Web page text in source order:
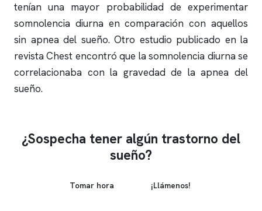
tenían una mayor probabilidad de experimentar
somnolencia diurna en comparación con aquellos
sin apnea del sueño. Otro estudio publicado en la
revista Chest encontró que la somnolencia diurna se
correlacionaba con la gravedad de laapnea del
sueño.
¿Sospecha tener algún trastorno del
sueño?
Tomar hora ¡Llámenos!